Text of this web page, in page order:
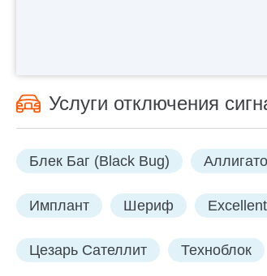
Услуги отключения
Блек Баг (Black Bug)
Имплант Шериф
Цезарь Сателлит Техноблок